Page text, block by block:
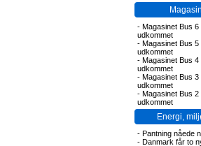
- Magasinet Bus 6
udkommet
- Magasinet Bus 5
udkommet
- Magasinet Bus 4
udkommet
- Magasinet Bus 3
udkommet
- Magasinet Bus 2
udkommet
Energi,
- Pantning nåede
- Danmark får to